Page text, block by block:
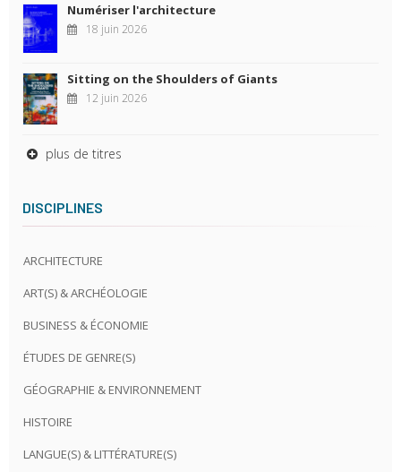
Numériser l'architecture
18 juin 2026
Sitting on the Shoulders of Giants
12 juin 2026
plus de titres
DISCIPLINES
ARCHITECTURE
ART(S) & ARCHÉOLOGIE
BUSINESS & ÉCONOMIE
ÉTUDES DE GENRE(S)
GÉOGRAPHIE & ENVIRONNEMENT
HISTOIRE
LANGUE(S) & LITTÉRATURE(S)